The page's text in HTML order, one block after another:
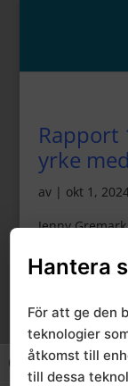
Slå på/av hög
Rapport
yrke
av | okt 1,
Jenny
Hantera
För att ge den
teknologier
åtkomst till
till dessa